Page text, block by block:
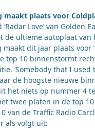
maakt plaats voor
Love’ van Golden
de ultieme autoplaat van
dit jaar plaats voor
top 10 binnenstormt
‘Somebody that I used
de hoogste nieuwe
het niets op nummer 4
twee platen in de top
van de Traffic Radio
als volgt uit: